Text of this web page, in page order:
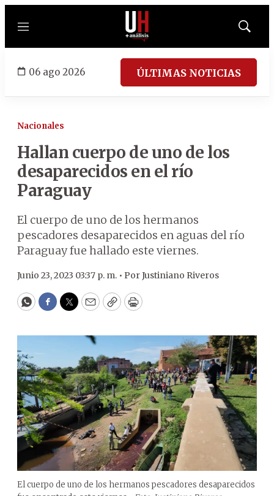
Menú
Mostrar
06 ago 2026 ÚLTIMAS NOTICIAS
Nacionales
Hallan cuerpo de uno de los
desaparecidos en el río
Paraguay
El cuerpo de uno de los hermanos
pescadores desaparecidos en aguas del río
Paraguay fue hallado este viernes.
Junio 23, 2023 03:37 p. m. • PorJustiniano Riveros
WhatsApp
Facebook
Twitter
EmailCopyPrint
El cuerpo de uno de los hermanos pescadores desaparecidos